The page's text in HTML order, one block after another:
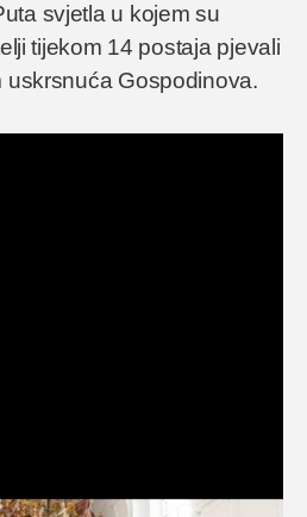
svjetla u kojem su
tijekom 14 postaja pjevali
uskrsnuća Gospodinova.